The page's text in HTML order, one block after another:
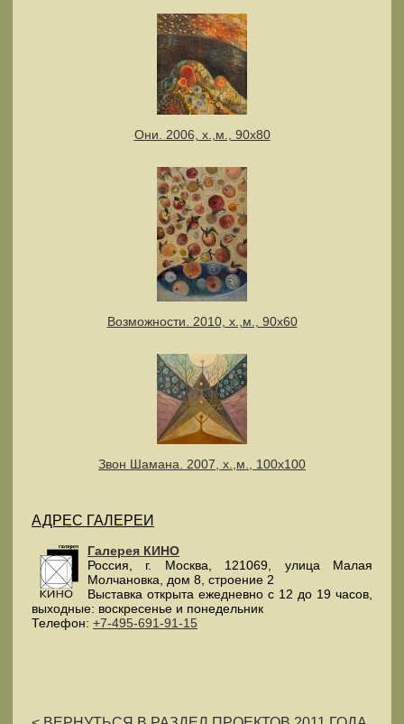
Они. 2006, х.,м., 90х80
Возможности. 2010, х.,м., 90х60
Звон Шамана. 2007, х.,м., 100х100
АДРЕС ГАЛЕРЕИ
Галерея КИНО
Россия , г. Москва 121069
улица Малая
Молчановка, дом 8, строение 2
Выставка открыта ежедневно с 12 до 19 часов,
выходные: воскресенье и понедельник
Телефон: +7-495-691-91-15